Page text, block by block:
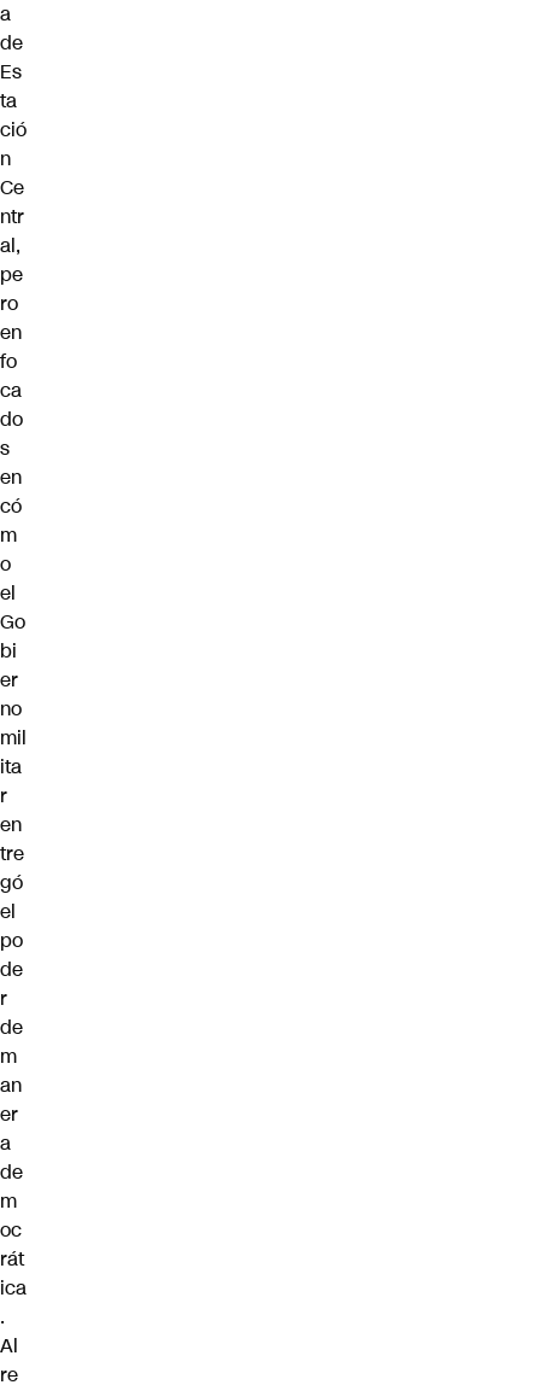
a
de
Es
ta
ció
n
Ce
ntr
al,
pe
ro
en
fo
ca
do
s
en
có
m
o
el
Go
bi
er
no
mil
ita
r
en
tre
gó
el
po
de
r
de
m
an
er
a
de
m
oc
rát
ica
.
Al
re